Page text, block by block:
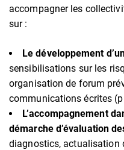
accompagner les
sur :
Le développement
sensibilisations sur les
organisation de forum
communications écrites
L’accompagnement
démarche d’évaluation
diagnostics, actualisation